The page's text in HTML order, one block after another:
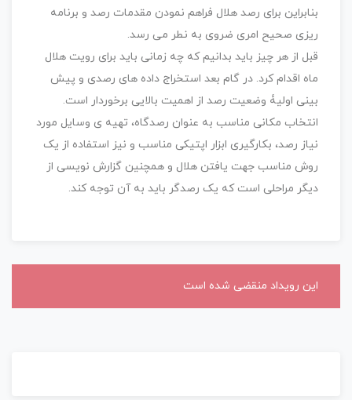
بنابراین برای رصد هلال فراهم نمودن مقدمات رصد و برنامه
ریزی صحیح امری ضروی به نطر می رسد.
قبل از هر چیز باید بدانیم که چه زمانی باید برای رویت هلال
ماه اقدام کرد. در گام بعد استخراج داده های رصدی و پیش
بینی اولیۀ وضعیت رصد از اهمیت بالایی برخوردار است.
انتخاب مکانی مناسب به عنوان رصدگاه، تهیه ی وسایل مورد
نیاز رصد، بکارگیری ابزار اپتیکی مناسب و نیز استفاده از یک
روش مناسب جهت یافتن هلال و همچنین گزارش نویسی از
دیگر مراحلی است که یک رصدگر باید به آن توجه کند.
این رویداد منقضی شده است